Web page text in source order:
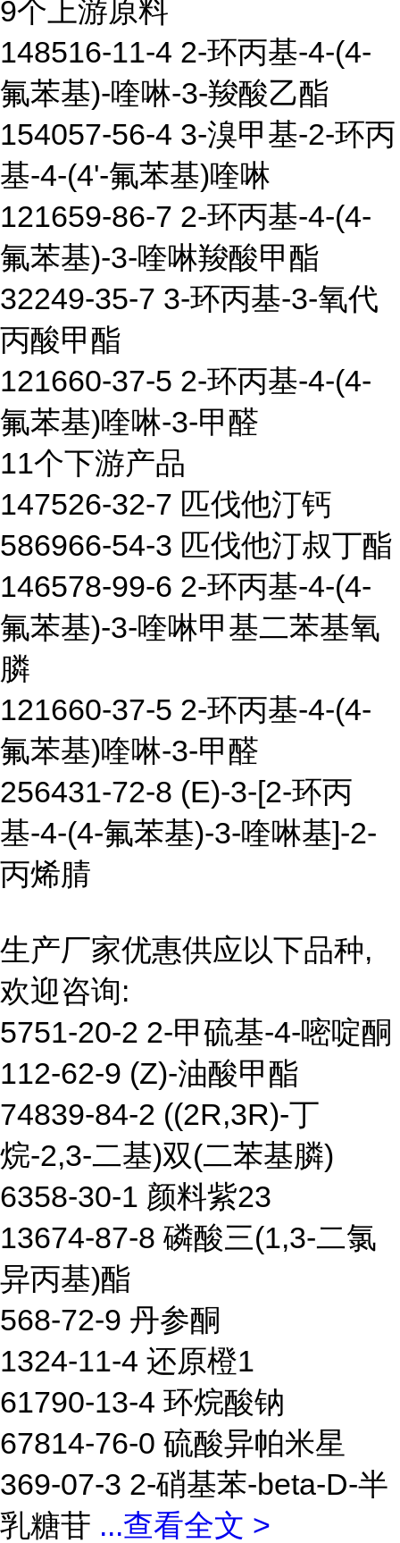
9个上游原料
148516-11-4 2-环丙基-4-(4-
氟苯基)-喹啉-3-羧酸乙酯
154057-56-4 3-溴甲基-2-环丙
基-4-(4'-氟苯基)喹啉
121659-86-7 2-环丙基-4-(4-
氟苯基)-3-喹啉羧酸甲酯
32249-35-7 3-环丙基-3-氧代
丙酸甲酯
121660-37-5 2-环丙基-4-(4-
氟苯基)喹啉-3-甲醛
11个下游产品
147526-32-7 匹伐他汀钙
586966-54-3 匹伐他汀叔丁酯
146578-99-6 2-环丙基-4-(4-
氟苯基)-3-喹啉甲基二苯基氧
膦
121660-37-5 2-环丙基-4-(4-
氟苯基)喹啉-3-甲醛
256431-72-8 (E)-3-[2-环丙
基-4-(4-氟苯基)-3-喹啉基]-2-
丙烯腈
生产厂家优惠供应以下品种,
欢迎咨询:
5751-20-2 2-甲硫基-4-嘧啶酮
112-62-9 (Z)-油酸甲酯
74839-84-2 ((2R,3R)-丁
烷-2,3-二基)双(二苯基膦)
6358-30-1 颜料紫23
13674-87-8 磷酸三(1,3-二氯
异丙基)酯
568-72-9 丹参酮
1324-11-4 还原橙1
61790-13-4 环烷酸钠
67814-76-0 硫酸异帕米星
369-07-3 2-硝基苯-beta-D-半
乳糖苷 ...查看全文 >